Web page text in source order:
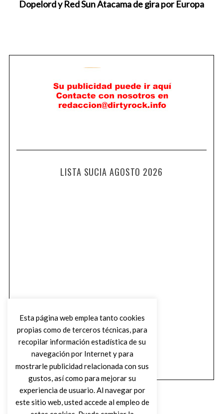
Dopelord y Red Sun Atacama de gira por Europa
LISTA SUCIA AGOSTO 2026
Esta página web emplea tanto cookies
propias como de terceros técnicas, para
recopilar información estadística de su
navegación por Internet y para
mostrarle publicidad relacionada con sus
gustos, así como para mejorar su
experiencia de usuario. Al navegar por
este sitio web, usted accede al empleo de